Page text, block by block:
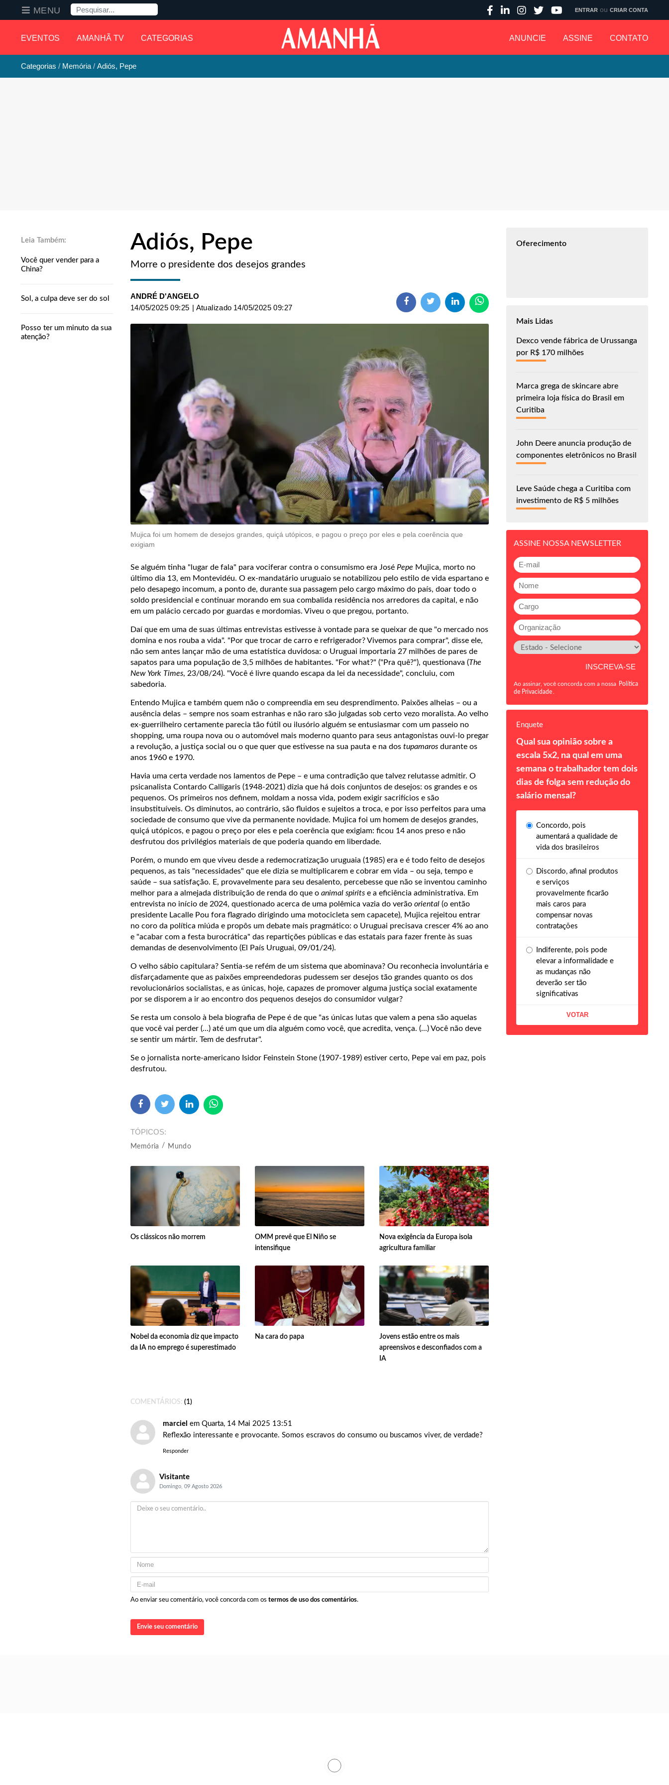
EVENTOS AMANHÃ TV CATEGORIAS ANUNCIE ASSINE CONTATO
MENU Pesquisa ENTRAR ou CRIAR CONTA
Categorias Memória Adiós, Pepe
Você quer vender para a
China?
Sol, a culpa deve ser do sol
Posso ter um minuto da sua
atenção?
Adiós, Pepe
Morre o presidente dos desejos grandes
ANDRÉ D'ANGELO
14/05/2025 09:25 | Atualizado 14/05/2025 09:27
Mujica foi um homem de desejos grandes, quiçá utópicos, e pagou o preço por eles e pela coerência que
exigiam
Se alguém tinha "lugar de fala" para vociferar contra o consumismo era José Pepe Mujica, morto no
último dia 13, em Montevidéu. O ex-mandatário uruguaio se notabilizou pelo estilo de vida espartano e
pelo desapego incomum, a ponto de, durante sua passagem pelo cargo máximo do país, doar todo o
soldo presidencial e continuar morando em sua combalida residência nos arredores da capital, e não
em um palácio cercado por guardas e mordomias. Viveu o que pregou, portanto.
Daí que em uma de suas últimas entrevistas estivesse à vontade para se queixar de que "o mercado nos
domina e nos rouba a vida". "Por que trocar de carro e refrigerador? Vivemos para comprar", disse ele,
não sem antes lançar mão de uma estatística duvidosa: o Uruguai importaria 27 milhões de pares de
sapatos para uma população de 3,5 milhões de habitantes. "For what?" ("Pra quê?"), questionava (The
New York Times, 23/08/24). "Você é livre quando escapa da lei da necessidade", concluiu, com
sabedoria.
Entendo Mujica e também quem não o compreendia em seu desprendimento. Paixões alheias – ou a
ausência delas – sempre nos soam estranhas e não raro são julgadas sob certo vezo moralista. Ao velho
ex-guerrilheiro certamente parecia tão fútil ou ilusório alguém se entusiasmar com um passeio no
shopping, uma roupa nova ou o automóvel mais moderno quanto para seus antagonistas ouvi-lo pregar
a revolução, a justiça social ou o que quer que estivesse na sua pauta e na dos tupamaros durante os
anos 1960 e 1970.
Havia uma certa verdade nos lamentos de Pepe – e uma contradição que talvez relutasse admitir. O
psicanalista Contardo Calligaris (1948-2021) dizia que há dois conjuntos de desejos: os grandes e os
pequenos. Os primeiros nos definem, moldam a nossa vida, podem exigir sacrifícios e são
insubstituíveis. Os diminutos, ao contrário, são fluidos e sujeitos a troca, e por isso perfeitos para uma
sociedade de consumo que vive da permanente novidade. Mujica foi um homem de desejos grandes,
quiçá utópicos, e pagou o preço por eles e pela coerência que exigiam: ficou 14 anos preso e não
desfrutou dos privilégios materiais de que poderia quando em liberdade.
Porém, o mundo em que viveu desde a redemocratização uruguaia (1985) era e é todo feito de desejos
pequenos, as tais "necessidades" que ele dizia se multiplicarem e cobrar em vida – ou seja, tempo e
saúde – sua satisfação. E, provavelmente para seu desalento, percebesse que não se inventou caminho
melhor para a almejada distribuição de renda do que o animal spirits e a eficiência administrativa. Em
entrevista no início de 2024, questionado acerca de uma polêmica vazia do verão oriental (o então
presidente Lacalle Pou fora flagrado dirigindo uma motocicleta sem capacete), Mujica rejeitou entrar
no coro da política miúda e propôs um debate mais pragmático: o Uruguai precisava crescer 4% ao ano
e "acabar com a festa burocrática" das repartições públicas e das estatais para fazer frente às suas
demandas de desenvolvimento (El País Uruguai, 09/01/24).
O velho sábio capitulara? Sentia-se refém de um sistema que abominava? Ou reconhecia involuntária e
disfarçadamente que as paixões empreendedoras pudessem ser desejos tão grandes quanto os dos
revolucionários socialistas, e as únicas, hoje, capazes de promover alguma justiça social exatamente
por se disporem a ir ao encontro dos pequenos desejos do consumidor vulgar?
Se resta um consolo à bela biografia de Pepe é de que "as únicas lutas que valem a pena são aquelas
que você vai perder (...) até um que um dia alguém como você, que acredita, vença. (...) Você não deve
se sentir um mártir. Tem de desfrutar".
Se o jornalista norte-americano Isidor Feinstein Stone (1907-1989) estiver certo, Pepe vai em paz, pois
desfrutou.
TÓPICOS
Memória Mundo
Os clássicos não morrem
OMM prevê que El Niño se
intensifique
Nova exigência da Europa isola
agricultura familiar
Nobel da economia diz que impacto
da IA no emprego é superestimado
Na cara do papa
Jovens estão entre os mais
apreensivos e desconfiados com a
IA
COMENTÁRIOS: 1
marciel em Quarta, 14 Mai 2025 13:51
Reflexão interessante e provocante. Somos escravos do consumo ou buscamos viver, de verdade?
Responder
Visitante
Domingo, 09 Agosto 2026
Ao enviar seu comentário, você concorda com os termos de uso dos comentários.
Envie seu comentário
Oferecimento
Mais Lidas
Dexco vende fábrica de Urussanga
por R$ 170 milhões
Marca grega de skincare abre
primeira loja física do Brasil em
Curitiba
John Deere anuncia produção de
componentes eletrônicos no Brasil
Leve Saúde chega a Curitiba com
investimento de R$ 5 milhões
ASSINE NOSSA NEWSLETTER
Ao assinar, você concorda com a nossa Política
de Privacidade
Enquete
Qual sua opinião sobre a
escala 5x2, na qual em uma
semana o trabalhador tem dois
dias de folga sem redução do
salário mensal?
Concordo, pois
aumentará a qualidade de
vida dos brasileiros
Discordo, afinal produtos
e serviços
provavelmente ficarão
mais caros para
compensar novas
contratações
Indiferente, pois pode
elevar a informalidade e
as mudanças não
deverão ser tão
significativas